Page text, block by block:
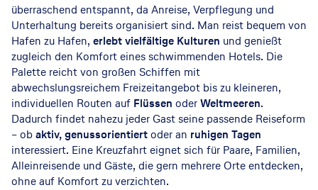
überraschend entspannt, da Anreise, Verpflegung und
Unterhaltung bereits organisiert sind. Man reist bequem von
Hafen zu Hafen, erlebt vielfältige Kulturen und genießt
zugleich den Komfort eines schwimmenden Hotels. Die
Palette reicht von großen Schiffen mit
abwechslungsreichem Freizeitangebot bis zu kleineren,
individuellen Routen auf Flüssen oderWeltmeeren.
Dadurch findet nahezu jeder Gast seine passende Reiseform
– obaktiv,genussorientiertoder an ruhigen Tagen
interessiert. Eine Kreuzfahrt eignet sich für Paare, Familien,
Alleinreisende und Gäste, die gern mehrere Orte entdecken,
ohne auf Komfort zu verzichten.